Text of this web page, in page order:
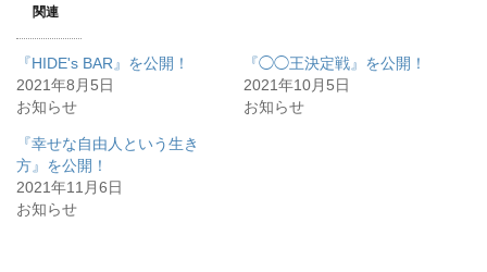
関連
『HIDE's BAR』を公開！
2021年8月5日
お知らせ
『◯◯王決定戦』を公開！
2021年10月5日
お知らせ
『幸せな自由人という生き
方』を公開！
2021年11月6日
お知らせ